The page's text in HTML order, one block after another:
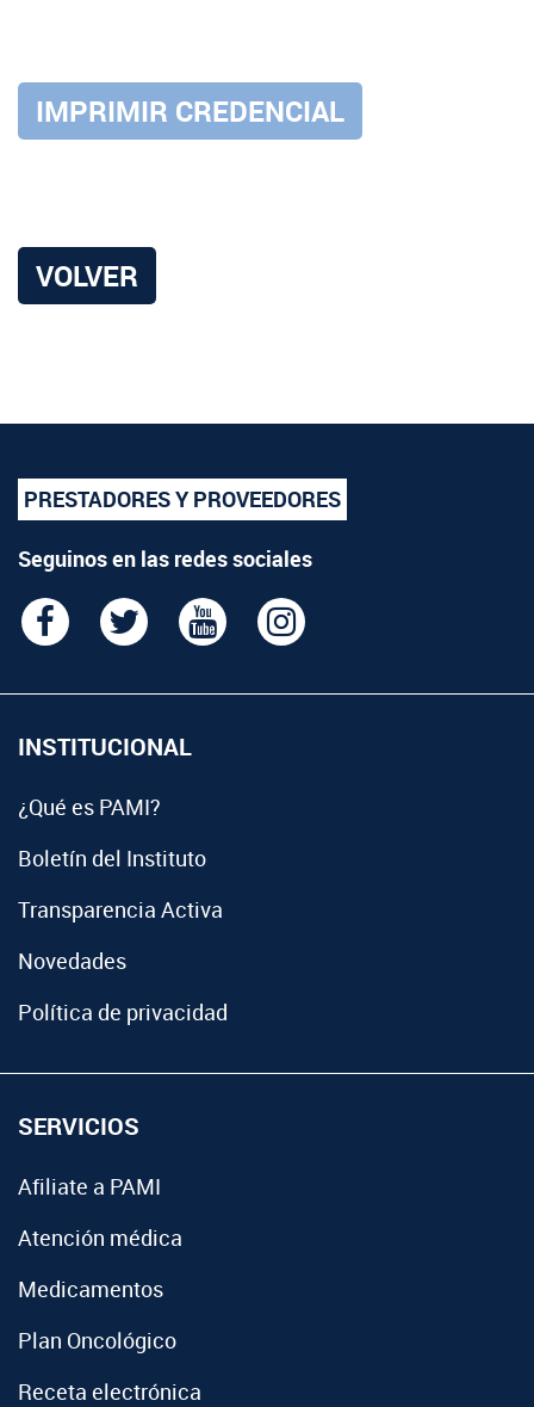
VOLVER
PRESTADORES Y PROVEEDORES
Seguinos en las redes sociales
INSTITUCIONAL
¿Qué es PAMI?
Boletín del Instituto
Transparencia Activa
Novedades
Política de privacidad
SERVICIOS
Afiliate a PAMI
Atención médica
Medicamentos
Plan Oncológico
Receta electrónica